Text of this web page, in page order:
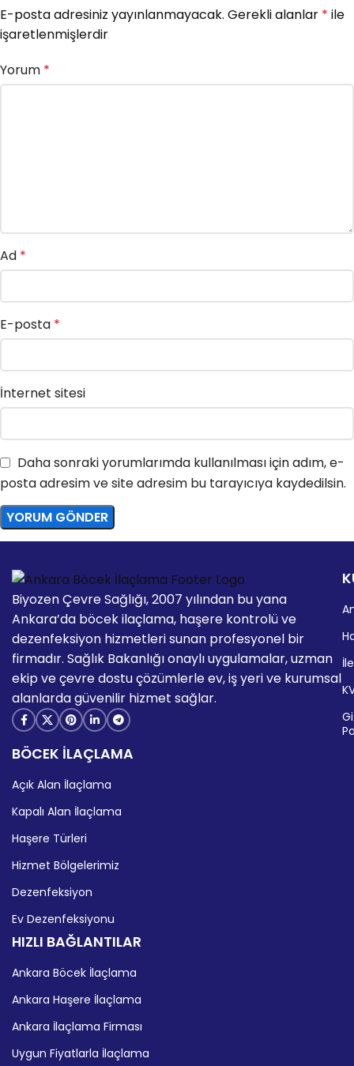
E-posta adresiniz yayınlanmayacak. Gerekli alanlar * ile
işaretlenmişlerdir
Yorum *
Ad *
E-posta *
İnternet sitesi
Daha sonraki yorumlarımda kullanılması için adım, e-
posta adresim ve site adresim bu tarayıcıya kaydedilsin.
Biyozen Çevre Sağlığı, 2007 yılından bu yana
Ankara’da böcek ilaçlama, haşere kontrolü ve
dezenfeksiyon hizmetleri sunan profesyonel bir
firmadır. Sağlık Bakanlığı onaylı uygulamalar, uzman
ekip ve çevre dostu çözümlerle ev, iş yeri ve kurumsal
alanlarda güvenilir hizmet sağlar.
BÖCEK İLAÇLAMA
Açık Alan İlaçlama
Kapalı Alan İlaçlama
Haşere Türleri
Hizmet Bölgelerimiz
Dezenfeksiyon
Ev Dezenfeksiyonu
HIZLI BAĞLANTILAR
Ankara Böcek İlaçlama
Ankara Haşere İlaçlama
Ankara İlaçlama Firması
Uygun Fiyatlarla İlaçlama